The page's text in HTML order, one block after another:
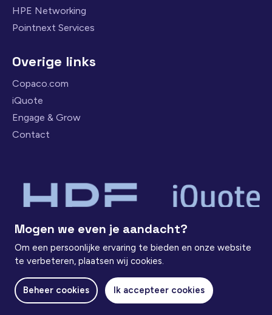
HPE Networking
Pointnext Services
Overige links
Copaco.com
iQuote
Engage & Grow
Contact
Mogen we even je aandacht?
Om een persoonlijke ervaring te bieden en onze website
te verbeteren, plaatsen wij cookies.
Beheer cookies Ik accepteer cookies